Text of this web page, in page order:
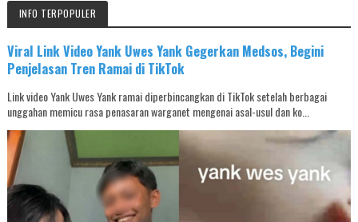
INFO TERPOPULER
Viral Link Video Yank Uwes Yank Gegerkan Medsos, Begini
Penjelasan Tren Ramai di TikTok
Link video Yank Uwes Yank ramai diperbincangkan di TikTok setelah berbagai
unggahan memicu rasa penasaran warganet mengenai asal-usul dan ko...